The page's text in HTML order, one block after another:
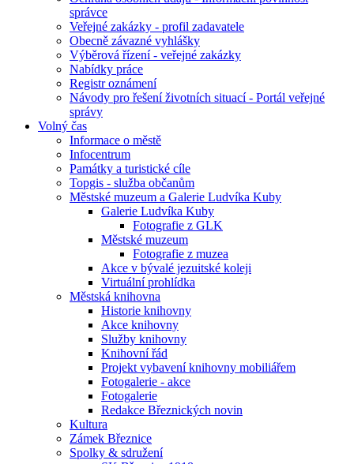
správce
Veřejné zakázky - profil zadavatele
Obecně závazné vyhlášky
Výběrová řízení - veřejné zakázky
Nabídky práce
Registr oznámení
Návody pro řešení životních situací - Portál veřejné
správy
Volný čas
Informace o městě
Infocentrum
Památky a turistické cíle
Topgis - služba občanům
Městské muzeum a Galerie Ludvíka Kuby
Galerie Ludvíka Kuby
Fotografie z GLK
Městské muzeum
Fotografie z muzea
Akce v bývalé jezuitské koleji
Virtuální prohlídka
Městská knihovna
Historie knihovny
Akce knihovny
Služby knihovny
Knihovní řád
Projekt vybavení knihovny mobiliářem
Fotogalerie - akce
Fotogalerie
Redakce Březnických novin
Kultura
Zámek Březnice
Spolky & sdružení